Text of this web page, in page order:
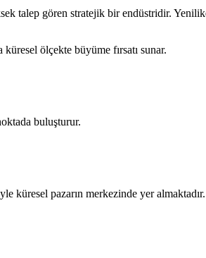
talep gören stratejik bir endüstridir.
ölçekte büyüme fırsatı sunar.
buluşturur.
küresel pazarın merkezinde yer almaktadır.